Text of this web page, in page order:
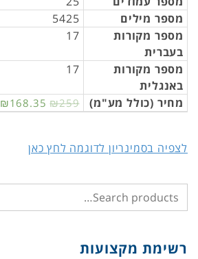
מספר מילים
5425
מספר מקורות
בעברית
17
מספר מקורות
באנגלית
17
מחיר (כולל מע"מ) ₪168.35 ₪259
לצפיה בסמינריון לדוגמה לחץ כאן
רשימת מקצועות